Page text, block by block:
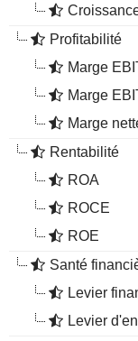
Profitabilité
Marge
Marge
Marge
Rentabilité
ROA
ROCE
ROE
Santé
Levier
Levier